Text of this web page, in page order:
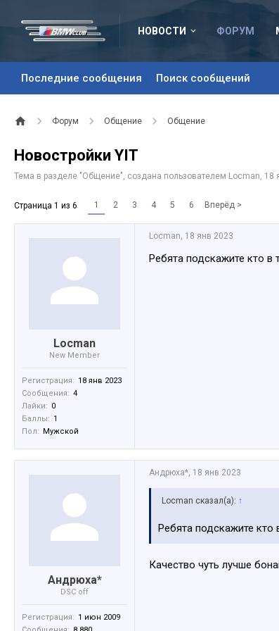
НОВОСТИ ФОРУМ
Последние сообщения Поиск сообщений
Форум Общение Общение
Новостройки YIT
Тема в разделе "Общение", создана пользователем Locman, 18
Страница 1 из 6 1 2 3 4 5 6 Вперёд >
Locman
New Member
Регистрация: 18 янв 2023
Сообщения: 4
Лайки: 0
Баллы: 1
Пол: Мужской
Locman, 18 янв 2023
Ребята подскажите кто в
Андрюха*
DSC off
Регистрация: 1 июн 2009
Андрюха*, 18 янв 2023
Locman сказал(а): ↑
Ребята подскажите кто
Качество чуть лучше